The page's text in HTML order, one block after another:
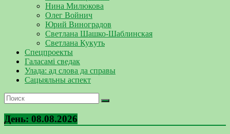
Нина Милюкова
Олег Войнич
Юрий Виноградов
Светлана Шашко-Шаблинская
Светлана Кукуть
Спецпроекты
Галасамі сведак
Улада: ад слова да справы
Сацыяльны аспект
День: 08.08.2026